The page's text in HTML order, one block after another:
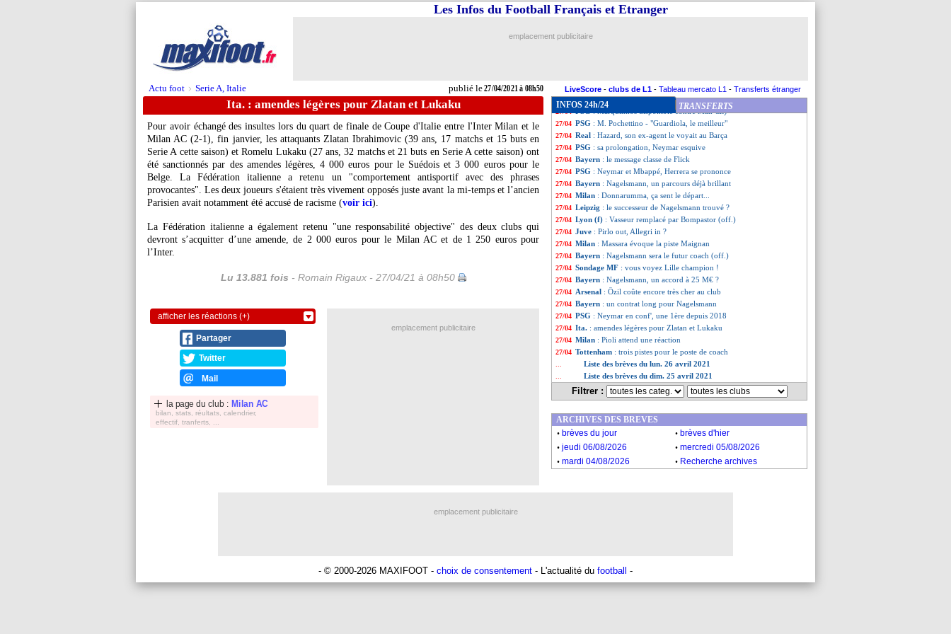
Actu foot > Serie A, Italie publié le27/04/2021 à 08h50
Les Infos du Football Français et Etranger
emplacement publicitaire
LiveScore - clubs de L1 - Tableau mercato L1 - Transferts étranger
Ita. : amendes légères pour Zlatan et Lukaku
Pour avoir échangé des insultes lors du quart de finale de Coupe d'Italie entre l'Inter Milan et le
Milan AC (2-1), fin janvier, les attaquants Zlatan Ibrahimovic (39 ans, 17 matchs et 15 buts en
Serie A cette saison) et Romelu Lukaku (27 ans, 32 matchs et 21 buts en Serie A cette saison) ont
été sanctionnés par des amendes légères, 4 000 euros pour le Suédois et 3 000 euros pour le
Belge. La Fédération italienne a retenu un "comportement antisportif avec des phrases
provocantes". Les deux joueurs s'étaient très vivement opposés juste avant la mi-temps et l’ancien
Parisien avait notamment été accusé de racisme (voir ici).
La Fédération italienne a également retenu "une responsabilité objective" des deux clubs qui
devront s’acquitter d’une amende, de 2 000 euros pour le Milan AC et de 1 250 euros pour
l’Inter.
Lu 13.881 fois - Romain Rigaux - 27/04/21 à 08h50
afficher les réactions (+)
Partager
Twitter
Mail
la page du club : Milan AC
bilan, stats, réultats, calendrier,
effectif, tranferts, ...
INFOS 24h/24 TRANSFERTS
27/04 L1: 18 clubs dès 2022-2023 ?
27/04 Lille: Chedjou pas surpris par Yilmaz
27/04 Bayern
27/04 Man Utd : son high-kick, le regret de Cantona
27/04 Real: Hazard pas épargné par son ancien agent
: Marquinhos disponible contre Man City
27/04 PSG : M. Pochettino - "Guardiola, le meilleur"
27/04 Real : Hazard, son ex-agent le voyait au Barça
27/04 PSG : sa prolongation, Neymar esquive
27/04 Bayern : le message classe de Flick
27/04 PSG : Neymar et Mbappé, Herrera se prononce
27/04 Bayern : Nagelsmann, un parcours déjà brillant
27/04 Milan : Donnarumma, ça sent le départ...
27/04 Leipzig : le successeur de Nagelsmann trouvé ?
27/04 Lyon (f) : Vasseur remplacé par Bompastor (off.)
27/04 Juve : Pirlo out, Allegri in ?
27/04 Milan : Massara évoque la piste Maignan
27/04 Bayern : Nagelsmann sera le futur coach (off.)
27/04 Sondage MF : vous voyez Lille champion !
27/04 Bayern : Nagelsmann, un accord à 25 M€ ?
27/04 Arsenal : Özil coûte encore très cher au club
27/04 Bayern : un contrat long pour Nagelsmann
27/04 PSG : Neymar en conf', une 1ère depuis 2018
27/04 Ita. : amendes légères pour Zlatan et Lukaku
27/04 Milan : Pioli attend une réaction
27/04 Tottenham : trois pistes pour le poste de coach
Liste des brèves du lun. 26 avril 2021
Liste des brèves du dim. 25 avril 2021
Filtrer :
emplacement publicitaire
ARCHIVES DES BREVES
. brèves du jour . brèves d'hier
. jeudi 06/08/2026 . mercredi 05/08/2026
. mardi 04/08/2026 . Recherche archives
emplacement publicitaire
- © 2000-2026 MAXIFOOT - choix de consentement - L'actualité du football -